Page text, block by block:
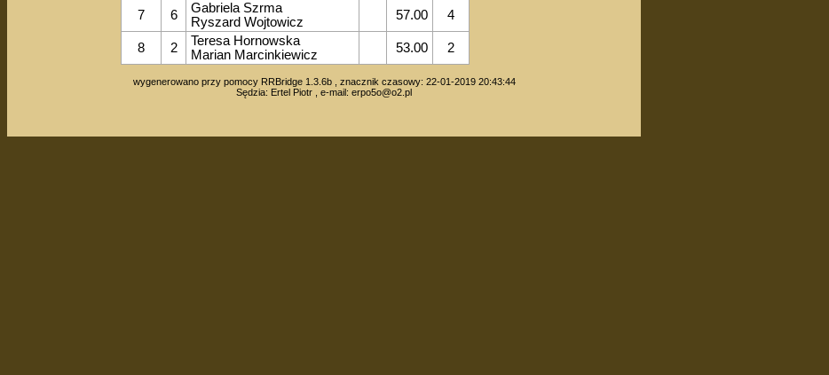
7
6 Gabriela Szrma 57.00 4
Ryszard Wojtowicz
8
2 Teresa Hornowska 53.00 2
Marian Marcinkiewicz
wygenerowano przy pomocy RRBridge 1.3.6b , znacznik czasowy: 22-01-2019 20:43:44
Sędzia: Ertel Piotr , e-mail: erpo5o@o2.pl